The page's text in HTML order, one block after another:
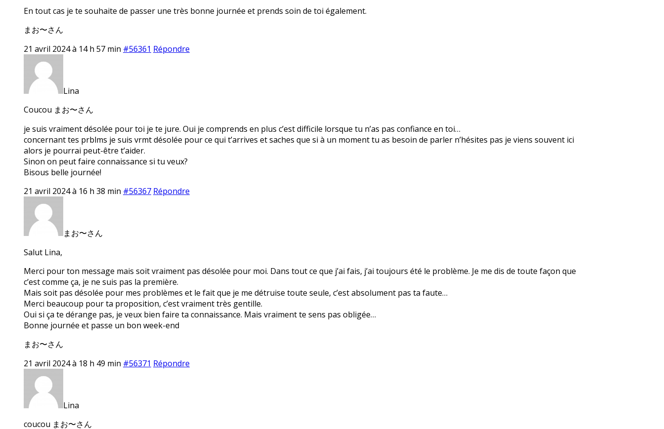
En tout cas je te souhaite de passer une très bonne journée et prends soin de toi également.
まお〜さん
21 avril 2024 à 14 h 57 min #56361 Répondre
Lina
Coucou まお〜さん
je suis vraiment désolée pour toi je te jure. Oui je comprends en plus c’est difficile lorsque tu n’as pas confiance en toi…
concernant tes prblms je suis vrmt désolée pour ce qui t’arrives et saches que si à un moment tu as besoin de parler n’hésites pas je viens souvent ici
alors je pourrai peut-être t’aider.
Sinon on peut faire connaissance si tu veux?
Bisous belle journée!
21 avril 2024 à 16 h 38 min #56367 Répondre
まお〜さん
Salut Lina,
Merci pour ton message mais soit vraiment pas désolée pour moi. Dans tout ce que j’ai fais, j’ai toujours été le problème. Je me dis de toute façon que
c’est comme ça, je ne suis pas la première.
Mais soit pas désolée pour mes problèmes et le fait que je me détruise toute seule, c’est absolument pas ta faute…
Merci beaucoup pour ta proposition, c’est vraiment très gentille.
Oui si ça te dérange pas, je veux bien faire ta connaissance. Mais vraiment te sens pas obligée…
Bonne journée et passe un bon week-end
まお〜さん
21 avril 2024 à 18 h 49 min #56371 Répondre
Lina
coucou まお〜さん